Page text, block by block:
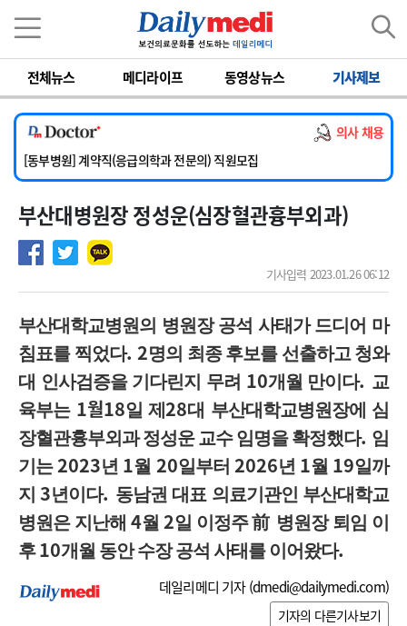
전체뉴스 메디라이프 동영상뉴스 기사제보
의사 채용
[서울아산병원] 2026년 하반기 인턴 모집
[영남대학교의료원] 마취통증의학과 임기제 임상의사 채용
[충남대학교병원] 소아청소년과(소아응급전담) 계약직 의사 공개채용
[동부병원] 계약직(응급의학과 전문의) 직원모집
[이대목동병원] 하반기 전공의(레지던트1년차) 모집
[서울아산병원] 2026년 하반기 인턴 모집
[영남대학교의료원] 마취통증의학과 임기제 임상의사 채용
부산대병원장 정성운(심장혈관흉부외과)
기사입력 2023.01.26 06:12
부산대학교병원의 병원장 공석 사태가 드디어 마
침표를 찍었다. 2명의 최종 후보를 선출하고 청와
대 인사검증을 기다린지 무려 10개월 만이다. 교
육부는 1월18일 제28대 부산대학교병원장에 심
장혈관흉부외과 정성운 교수 임명을 확정했다. 임
기는 2023년 1월 20일부터 2026년 1월 19일까
지3년이다. 동남권 대표 의료기관인 부산대학교
병원은 지난해 4월 2일 이정주前 병원장 퇴임 이
후10개월 동안 수장 공석 사태를 이어왔다.
데일리메디 기자 (dmedi@dailymedi.com)
기자의 다른기사보기